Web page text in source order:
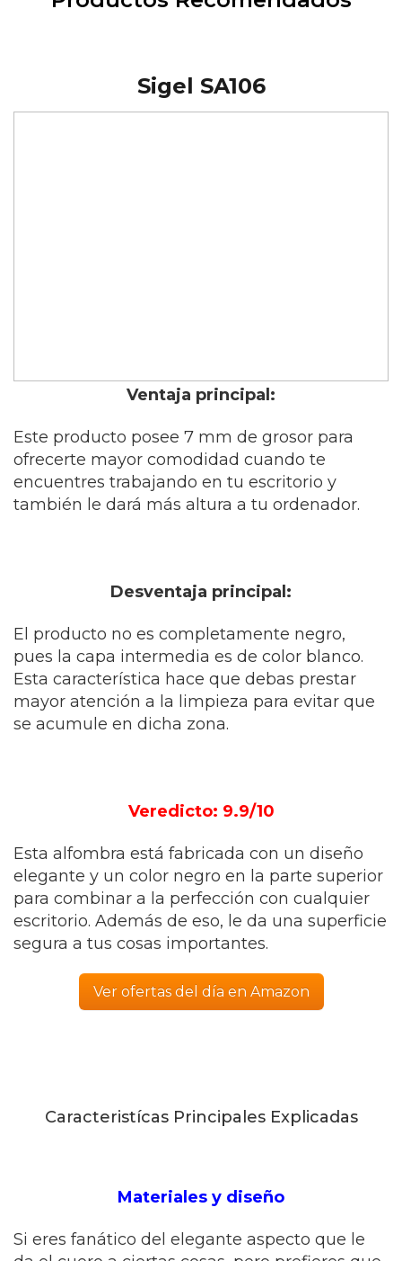
Sigel SA106
Ventaja principal:
Este producto posee 7 mm de grosor para
ofrecerte mayor comodidad cuando te
encuentres trabajando en tu escritorio y
también le dará más altura a tu ordenador.
Desventaja principal:
El producto no es completamente negro,
pues la capa intermedia es de color blanco.
Esta característica hace que debas prestar
mayor atención a la limpieza para evitar que
se acumule en dicha zona.
Veredicto: 9.9/10
Esta alfombra está fabricada con un diseño
elegante y un color negro en la parte superior
para combinar a la perfección con cualquier
escritorio. Además de eso, le da una superficie
segura a tus cosas importantes.
Ver ofertas del día en Amazon
Caracteristícas Principales Explicadas
Materiales y diseño
Si eres fanático del elegante aspecto que le